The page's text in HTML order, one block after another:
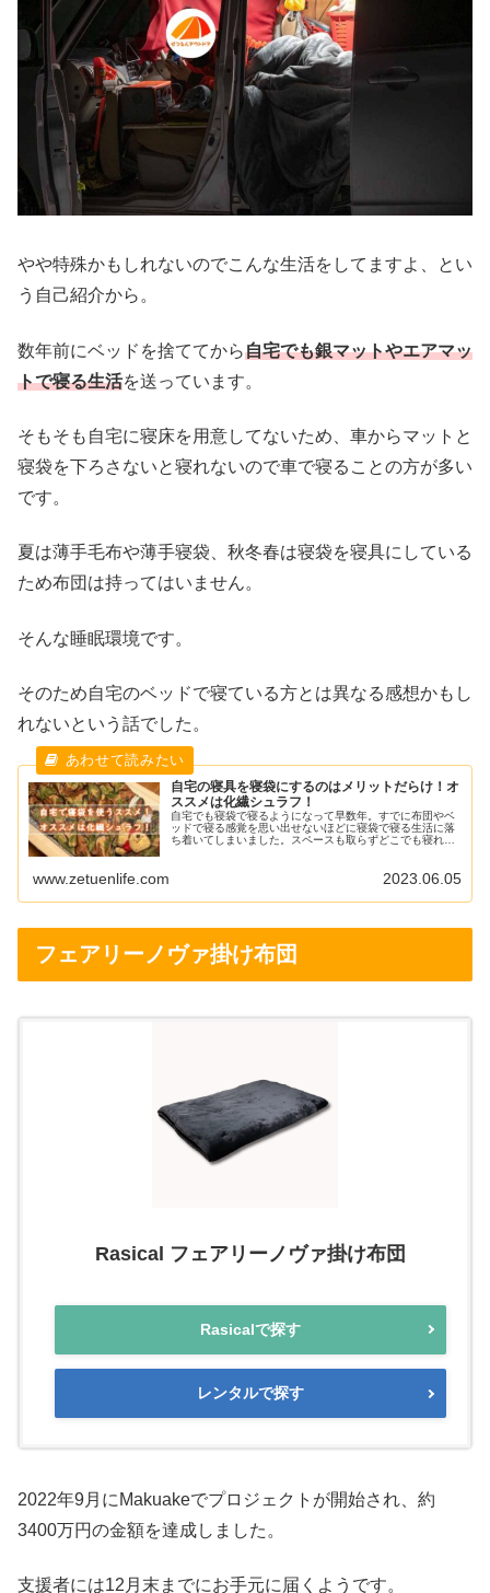
やや特殊かもしれないのでこんな生活をしてますよ、とい
う自己紹介から。
数年前にベッドを捨ててから自宅でも銀マットやエアマッ
トで寝る生活を送っています。
そもそも自宅に寝床を用意してないため、車からマットと
寝袋を下ろさないと寝れないので車で寝ることの方が多い
です。
夏は薄手毛布や薄手寝袋、秋冬春は寝袋を寝具にしている
ため布団は持ってはいません。
そんな睡眠環境です。
そのため自宅のベッドで寝ている方とは異なる感想かもし
れないという話でした。
自宅の寝具を寝袋にするのはメリットだらけ！オ
ススメは化繊シュラフ！
自宅でも寝袋で寝るようになって早数年。すでに布団やベ
ッドで寝る感覚を思い出せないほどに寝袋で寝る生活に落
ち着いてしまいました。スペースも取らずどこでも寝れる
寝具を寝袋にするメリット、デメリット、オススメの寝袋
www.zetuenlife.com 2023.06.05
フェアリーノヴァ掛け布団
Rasical フェアリーノヴァ掛け布団
Rasicalで探す
レンタルで探す
2022年9月にMakuakeでプロジェクトが開始され、約
3400万円の金額を達成しました。
支援者には12月末までにお手元に届くようです。